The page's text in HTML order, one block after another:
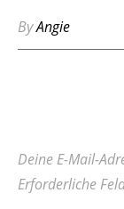
ByAngie
Deine E-Mail-
Erforderliche